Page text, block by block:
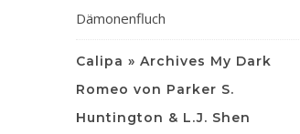
Dämonenfluch
Calipa » Archives My Dark
Romeo von Parker S.
Huntington & L.J. Shen